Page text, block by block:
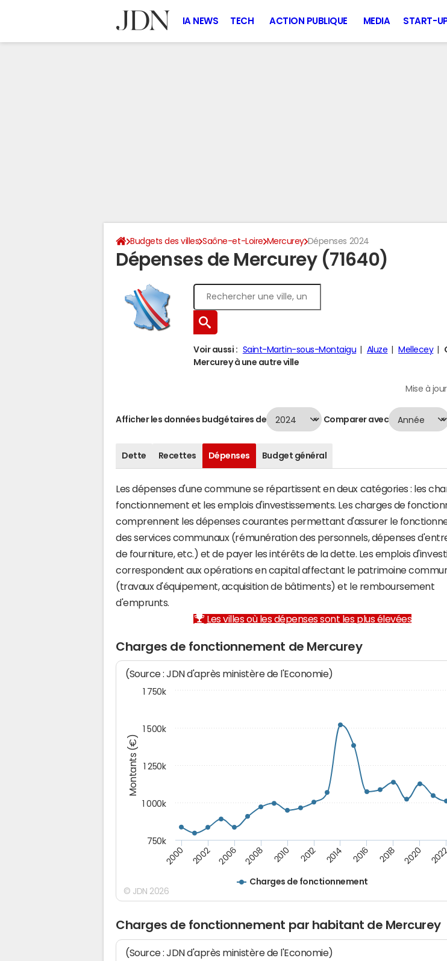
IA NEWS TECH ACTION PUBLIQUE MEDIA START-
Budgets des villes Saône-et-Loire Mercurey Dépenses 2024
Dépenses de Mercurey (71640)
Voir aussi : Saint-Martin-sous-Montaigu Aluze Mellecey
Mercurey à une autre ville
Mise à
Afficher les données budgétaires de Comparer avec
Dette Recettes Dépenses Budget général
Les dépenses d'une commune se répartissent en deux catégories : les
fonctionnement et les emplois d'investissements. Les charges de
comprennent les dépenses courantes permettant d'assurer le
des services communaux (rémunération des personnels, dépenses
de fourniture, etc.) et de payer les intérêts de la dette. Les emplois
correspondent aux opérations en capital affectant le patrimoine
(travaux d'équipement, acquisition de bâtiments) et le remboursement
d'emprunts.
Les villes où les dépenses sont les plus élevées
Charges de fonctionnement de Mercurey
Montants (€)
(Source : JDN d'après ministère de l'Economie)
Charges de fonctionnement
2000 2002 2006 2008 2010 2012 2014 2016 2018 2020
1 000k
750k
1 250k
1 500k
1 750k
© JDN 2026
Charges de fonctionnement par habitant de Mercurey
(Source : JDN d'après ministère de l'Economie)